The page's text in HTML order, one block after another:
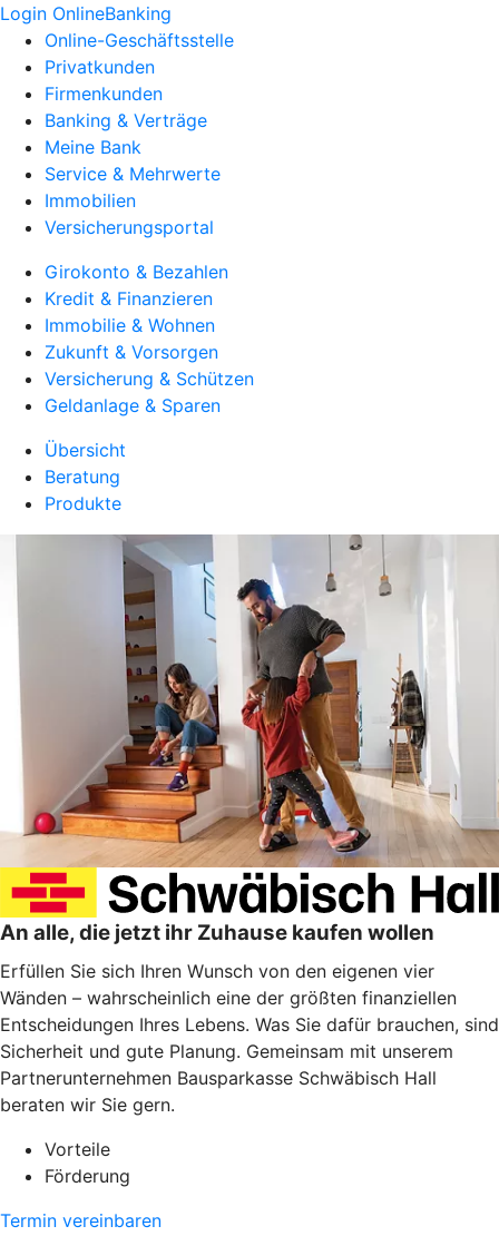
Login OnlineBanking
Online-Geschäftsstelle
Privatkunden
Firmenkunden
Banking & Verträge
Meine Bank
Service & Mehrwerte
Immobilien
Versicherungsportal
Girokonto & Bezahlen
Kredit & Finanzieren
Immobilie & Wohnen
Zukunft & Vorsorgen
Versicherung & Schützen
Geldanlage & Sparen
Übersicht
Beratung
Produkte
An alle, die jetzt ihr Zuhause kaufen wollen
Erfüllen Sie sich Ihren Wunsch von den eigenen vier
Wänden – wahrscheinlich eine der größten finanziellen
Entscheidungen Ihres Lebens. Was Sie dafür brauchen, sind
Sicherheit und gute Planung. Gemeinsam mit unserem
Partnerunternehmen Bausparkasse Schwäbisch Hall
beraten wir Sie gern.
Vorteile
Förderung
Termin vereinbaren